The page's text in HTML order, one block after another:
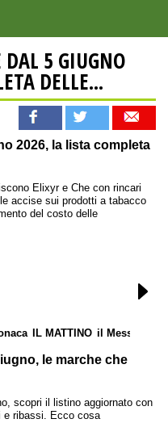
5 GIUGNO
DELLE...
2026, la lista completa
Elixyr e Che con rincari
accise sui prodotti a tabacco
del costo delle
IL MATTINO il Messaggero
le marche che
scopri il listino aggiornato con
e ribassi. Ecco cosa